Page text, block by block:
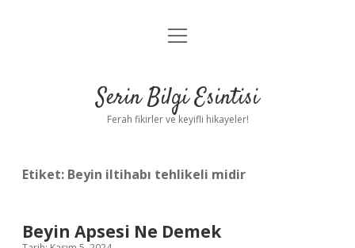
Anasayfa
Yasal Uyarı
menüyü
Serin Bilgi Esintisi
Ferah fikirler ve keyifli hikayeler!
Etiket: Beyin iltihabı tehlikeli midir
Beyin Apsesi Ne Demek